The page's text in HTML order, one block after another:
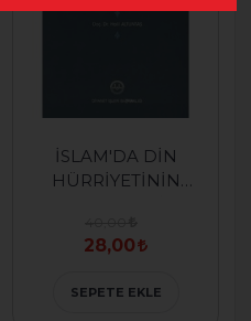
İSLAM'DA DİN
HÜRRİYETİNİN
28,00
SEPETE EKLE